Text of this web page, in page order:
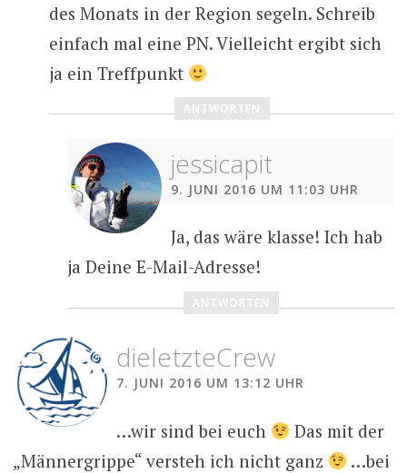
des Monats in der Region segeln. Schreib
einfach mal eine PN. Vielleicht ergibt sich
ja ein Treffpunkt
ANTWORTEN
jessicapit
9. JUNI 2016 UM 11:03 UHR
Ja, das wäre klasse! Ich hab
ja Deine E-Mail-Adresse!
ANTWORTEN
dieletzteCrew
7. JUNI 2016 UM 13:12 UHR
…wir sind bei euch
Das mit der
„Männergrippe“ versteh ich nicht ganz
…bei